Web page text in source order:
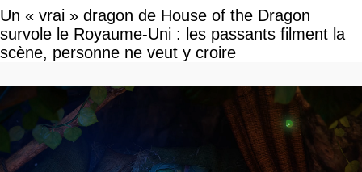
Un « vrai » dragon de House of the Dragon
survole le Royaume-Uni : les passants filment la
scène, personne ne veut y croire